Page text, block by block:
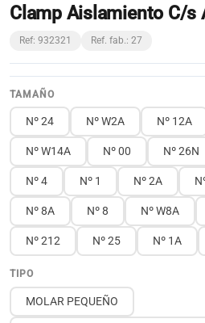
Clamp Aislamiento C/s
Ref: 932321 Ref. fab.: 27
TAMAÑO
Nº 24 Nº W2A Nº 12A
Nº W14A Nº 00 Nº 26N
Nº 4 Nº 1 Nº 2A
Nº 8A Nº 8 Nº W8A
Nº 212 Nº 25 Nº 1A
TIPO
MOLAR PEQUEÑO